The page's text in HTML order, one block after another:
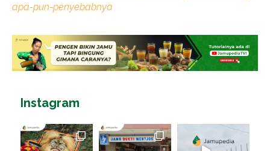
apa-pun-penyebabnya
Instagram